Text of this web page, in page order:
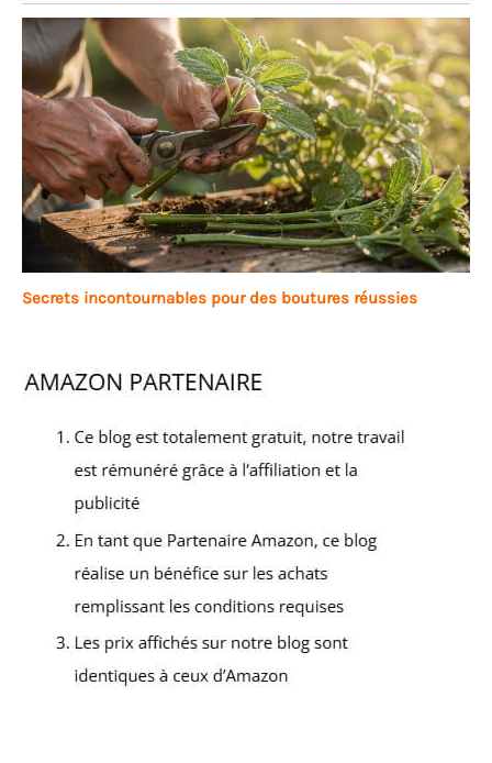
Secrets incontournables pour des boutures réussies